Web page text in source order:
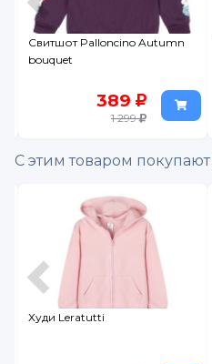
Свитшот Palloncino Autumn
bouquet
389
1 299
С этим товаром покупают
Худи Leratutti